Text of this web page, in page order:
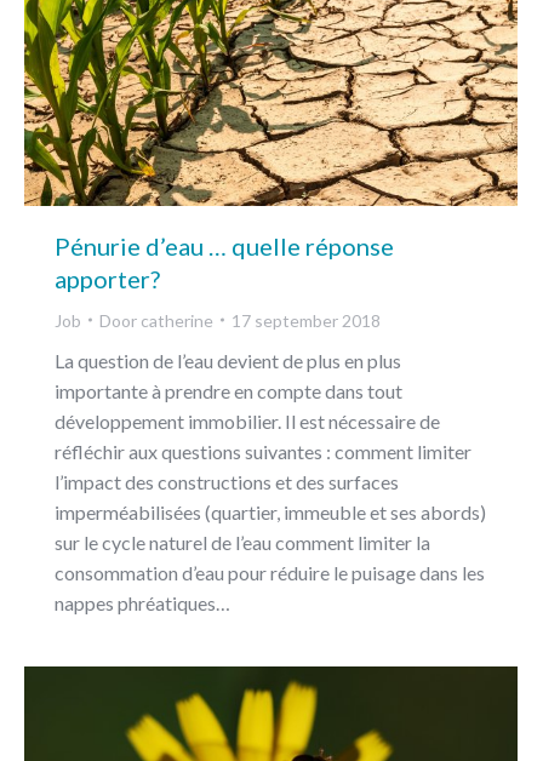
Pénurie d’eau … quelle réponse
apporter?
Job Door catherine 17 september 2018
La question de l’eau devient de plus en plus
importante à prendre en compte dans tout
développement immobilier. Il est nécessaire de
réfléchir aux questions suivantes : comment limiter
l’impact des constructions et des surfaces
imperméabilisées (quartier, immeuble et ses abords)
sur le cycle naturel de l’eau comment limiter la
consommation d’eau pour réduire le puisage dans les
nappes phréatiques…